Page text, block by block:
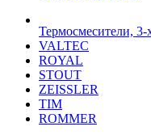
Термосмесители, 3-
VALTEC
ROYAL
STOUT
ZEISSLER
TIM
ROMMER